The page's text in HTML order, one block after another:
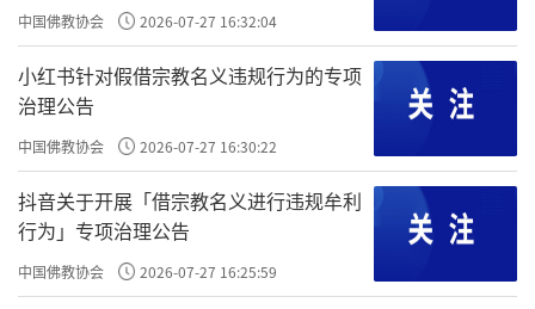
写成“归依”，“皈”与“归”的读音和意义
相同。
——《佛教常识答问》赵朴初
来源：灵隐寺
责任编辑：印月
中国佛教协会 2026-07-27 16:32:04
小红书针对假借宗教名义违规行为的专项
治理公告
中国佛教协会 2026-07-27 16:30:22
抖音关于开展「借宗教名义进行违规牟利
行为」专项治理公告
中国佛教协会 2026-07-27 16:25:59